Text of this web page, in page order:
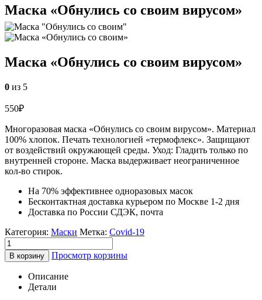
Маска «Обнулись со своим вирусом»
Маска «Обнулись со своим вирусом»
0 из 5
550₽
Многоразовая маска «Обнулись со своим вирусом». Материал
100% хлопок. Печать технологией «термофлекс». Защищают
от воздействий окружающей среды. Уход: Гладить только по
внутренней стороне. Маска выдерживает неограниченное
кол-во стирок.
На 70% эффективнее одноразовых масок
Бесконтактная доставка курьером по Москве 1-2 дня
Доставка по России СДЭК, почта
Категория: Маски Метка: Covid-19
В корзину Просмотр корзины
Описание
Детали